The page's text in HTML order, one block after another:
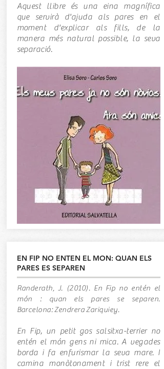
Aquest llibre és una eina magnífica
que servirà d'ajuda als pares en el
moment d'explicar als fills, de la
manera més natural possible, la seva
separació.
EN FIP NO ENTEN EL MON: QUAN ELS
PARES ES SEPAREN
Randerath, J. (2010). En Fip no entén el
món : quan els pares se separen.
Barcelona: Zendrera Zariquiey.
En Fip, un petit gos salsitxa-terrier no
entén el món gens ni mica. A vegades
borda i fa enfurismar la seva mare. I
camina monòtonament i trist rere el